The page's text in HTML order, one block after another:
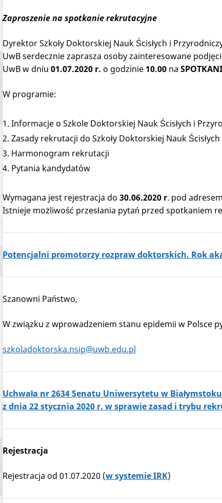
Zaproszenie na spotkanie rekrutacyjne
Dyrektor Szkoły Doktorskiej Nauk Ścisłych i
UwB serdecznie zaprasza osoby zainteresowane
UwB w dniu 01.07.2020 r. o godzinie 10.00 na
W programie:
Informacje o Szkole Doktorskiej Nauk Ścisłych i
Zasady rekrutacji do Szkoły Doktorskiej Nauk
Harmonogram rekrutacji
Pytania kandydatów
Wymagana jest rejestracja do 30.06.2020 r. pod
Istnieje możliwość przesłania pytań przed spotkaniem
Potencjalni promotorzy rozpraw doktorskich. Rok
Szanowni Państwo,
W związku z wprowadzeniem stanu epidemii w Polsce
szkoladoktorska.nsip@uwb.edu.pl
Uchwała nr 2634 Senatu Uniwersytetu w Białymstoku
z dnia 22 stycznia 2020 r. w sprawie zasad i trybu
Rejestracja
Rejestracja od 01.07.2020 (w systemie IRK)